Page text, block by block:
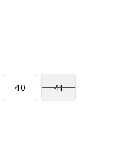
40 41